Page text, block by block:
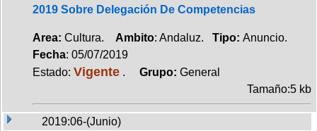
2019 Sobre Delegación De Competencias
Area: Cultura. Ambito: Andaluz. Tipo: Anuncio.
Fecha: 05/07/2019
Estado: Vigente . Grupo: General
Tamaño:5 kb
2019:06-(Junio)